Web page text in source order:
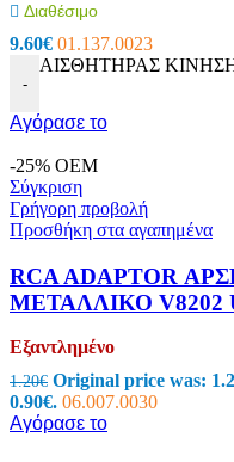
Διαθέσιμο
9.60€ 01.137.0023
-
ΑΙΣΘΗΤΗΡΑΣ
Αγόρασε το
-25% OEM
Σύγκριση
Γρήγορη προβολή
Προσθήκη στα αγαπημένα
RCA ADAPTOR
ΜΕΤΑΛΛΙΚΟ V8202
Εξαντλημένο
1.20€ Original price was:
0.90€. 06.007.0030
Αγόρασε το